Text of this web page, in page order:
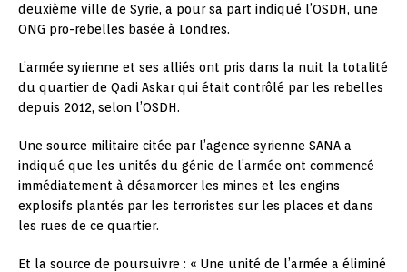
deuxième ville de Syrie, a pour sa part indiqué l’OSDH, une
ONG pro-rebelles basée à Londres.
L’armée syrienne et ses alliés ont pris dans la nuit la totalité
du quartier de Qadi Askar qui était contrôlé par les rebelles
depuis 2012, selon l’OSDH.
Une source militaire citée par l’agence syrienne SANA a
indiqué que les unités du génie de l’armée ont commencé
immédiatement à désamorcer les mines et les engins
explosifs plantés par les terroristes sur les places et dans
les rues de ce quartier.
Et la source de poursuivre : « Une unité de l’armée a éliminé